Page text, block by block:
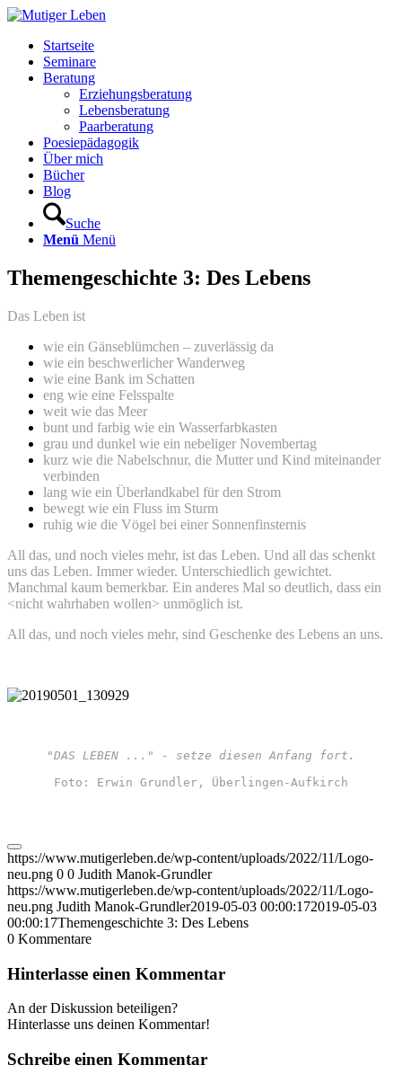
Startseite
Seminare
Beratung
Erziehungsberatung
Lebensberatung
Paarberatung
Poesiepädagogik
Über mich
Bücher
Blog
Suche
Menü Menü
Themengeschichte 3: Des Lebens
Das Leben ist
wie ein Gänseblümchen – zuverlässig da
wie ein beschwerlicher Wanderweg
wie eine Bank im Schatten
eng wie eine Felsspalte
weit wie das Meer
bunt und farbig wie ein Wasserfarbkasten
grau und dunkel wie ein nebeliger Novembertag
kurz wie die Nabelschnur, die Mutter und Kind miteinander
verbinden
lang wie ein Überlandkabel für den Strom
bewegt wie ein Fluss im Sturm
ruhig wie die Vögel bei einer Sonnenfinsternis
All das, und noch vieles mehr, ist das Leben. Und all das schenkt
uns das Leben. Immer wieder. Unterschiedlich gewichtet.
Manchmal kaum bemerkbar. Ein anderes Mal so deutlich, dass ein
<nicht wahrhaben wollen> unmöglich ist.
All das, und noch vieles mehr, sind Geschenke des Lebens an uns.
"DAS LEBEN ..." - setze diesen Anfang fort.
Foto: Erwin Grundler, Überlingen-Aufkirch
https://www.mutigerleben.de/wp-content/uploads/2022/11/Logo-
neu.png 0 0 Judith Manok-Grundler
https://www.mutigerleben.de/wp-content/uploads/2022/11/Logo-
neu.png Judith Manok-Grundler2019-05-03 00:00:172019-05-03
00:00:17Themengeschichte 3: Des Lebens
0 Kommentare
Hinterlasse einen Kommentar
An der Diskussion beteiligen?
Hinterlasse uns deinen Kommentar!
Schreibe einen Kommentar